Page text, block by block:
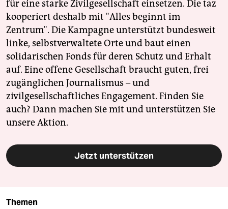
für eine starke Zivilgesellschaft einsetzen. Die taz
kooperiert deshalb mit "Alles beginnt im
Zentrum". Die Kampagne unterstützt bundesweit
linke, selbstverwaltete Orte und baut einen
solidarischen Fonds für deren Schutz und Erhalt
auf. Eine offene Gesellschaft braucht guten, frei
zugänglichen Journalismus – und
zivilgesellschaftliches Engagement. Finden Sie
auch? Dann machen Sie mit und unterstützen Sie
unsere Aktion.
Jetzt unterstützen
Themen